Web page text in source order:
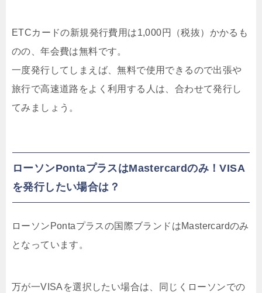
ETCカードの新規発行費用は1,000円（税抜） かかるも
のの、年会費は無料です。
一度発行してしまえば、無料で使用できるので出張や
旅行で高速道路をよく利用する人は、合わせて発行し
てみましょう。
ローソンPontaプラスはMastercardのみ！VISA
を発行したい場合は？
ローソンPontaプラスの国際ブランドはMastercardのみ
となっています。
万が一VISAを選択したい場合は、同じくローソンでの